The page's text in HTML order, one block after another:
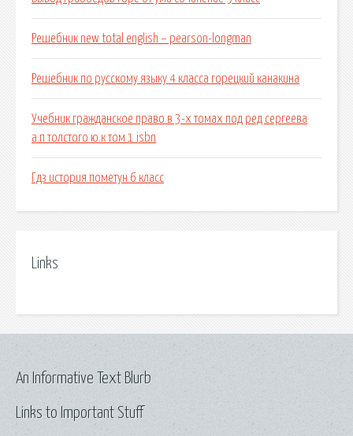
Решебник new total english – pearson-longman
Решебник по русскому языку 4 класса горецкий канакина
Учебник гражданское право в 3-х томах под ред сергеева
а.п толстого ю.к том 1 isbn
Гдз история пометун 6 класс
Links
Links to Important Stuff
An Informative Text Blurb